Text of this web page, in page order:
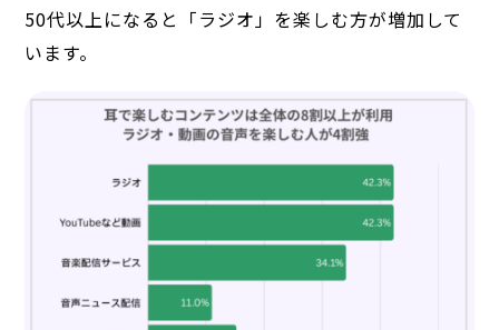
50代以上になると「ラジオ」を楽しむ方が増加して
います。